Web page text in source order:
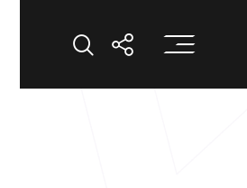
打開搜索打開分享打